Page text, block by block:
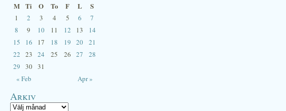
M Ti O To F L S
« Feb Apr »
1 2 3 4 5 6
7
8
9 10 11 12 13
14
15
16 17 18 19 20
21
22
23 24 25 26 27
28
29
30 31
Arkiv